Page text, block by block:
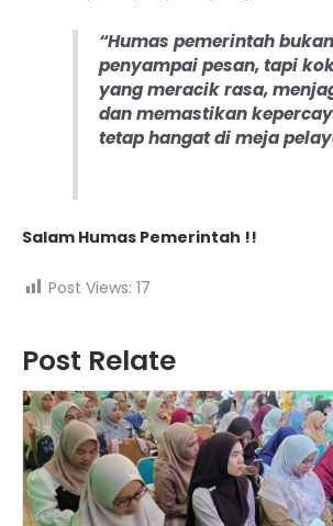
“Humas pemerintah
penyampai pesan, tapi
yang meracik rasa,
dan memastikan
tetap hangat di meja
Salam Humas Pemerintah !!
Post Views: 17
Post Relate